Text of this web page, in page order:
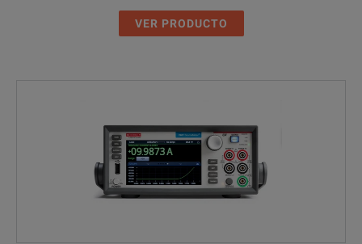
VER PRODUCTO